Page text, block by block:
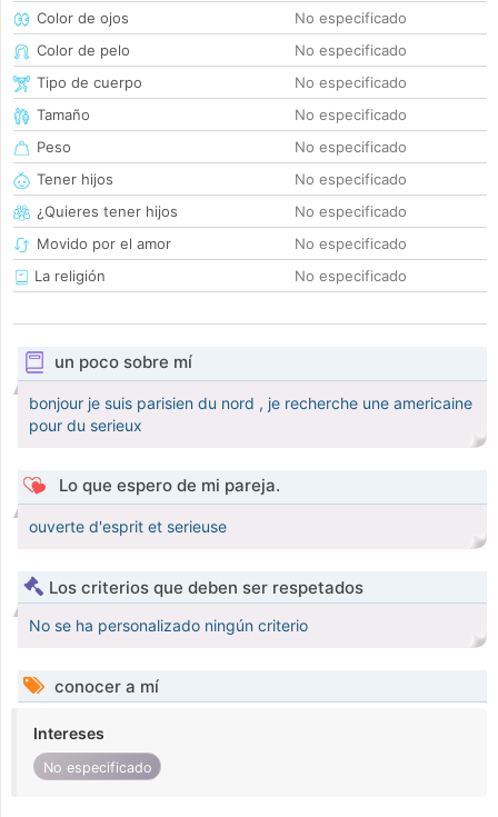
Color de ojos
No especificado
Color de pelo
No especificado
Tipo de cuerpo
No especificado
Tamaño
No especificado
Peso
No especificado
Tener hijos
No especificado
¿Quieres tener hijos
No especificado
Movido por el amor
No especificado
La religión
No especificado
un poco sobre mí
bonjour je suis parisien du nord , je recherche une americaine
pour du serieux
Lo que espero de mi pareja.
ouverte d'esprit et serieuse
Los criterios que deben ser respetados
No se ha personalizado ningún criterio
conocer a mí
Intereses
No especificado